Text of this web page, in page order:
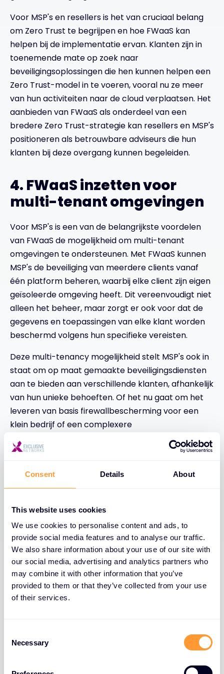
Consent Details About
This website uses cookies
We use cookies to personalise content and ads, to
provide social media features and to analyse our traffic.
We also share information about your use of our site with
our social media, advertising and analytics partners who
may combine it with other information that you’ve
provided to them or that they’ve collected from your use
of their services.
Necessary
Voor MSP's en resellers is het van cruciaal belang
om Zero Trust te begrijpen en hoe FWaaS kan
helpen bij de implementatie ervan. Klanten zijn in
toenemende mate op zoek naar
beveiligingsoplossingen die hen kunnen helpen een
Zero Trust-model in te voeren, vooral nu ze meer
van hun activiteiten naar de cloud verplaatsen. Het
aanbieden van FWaaS als onderdeel van een
bredere Zero Trust-strategie kan resellers en MSP's
positioneren als betrouwbare adviseurs die hun
klanten bij deze overgang kunnen begeleiden.
4. FWaaS inzetten voor
multi-tenant omgevingen
Voor MSP's is een van de belangrijkste voordelen
van FWaaS de mogelijkheid om multi-tenant
omgevingen te ondersteunen. Met FWaaS kunnen
MSP's de beveiliging van meerdere clients vanaf
één platform beheren, waarbij elke client zijn eigen
geïsoleerde omgeving heeft. Dit vereenvoudigt niet
alleen het beheer, maar zorgt er ook voor dat de
gegevens en toepassingen van elke klant worden
beschermd volgens hun specifieke vereisten.
Deze multi-tenancy mogelijkheid stelt MSP's ook in
staat om op maat gemaakte beveiligingsdiensten
aan te bieden aan verschillende klanten, afhankelijk
van hun unieke behoeften. Of het nu gaat om het
leveren van basis firewallbescherming voor een
klein bedrijf of een complexere
beveiligingsoplossing voor een grote onderneming,
FWaaS geeft MSP's de flexibiliteit om hun diensten
concurrerende landschap
De markt voor FWaaS wordt steeds
concurrerender, met een groeiend aantal
leveranciers die vergelijkbare diensten aanbieden.
Voor resellers en MSP's is het belangrijk om zich te
onderscheiden in deze drukke markt.
aanbieden zoals 24/7 monitoring en ondersteuning,
of FWaaS bundelen met andere